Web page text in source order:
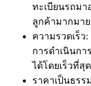
ทะเบียนรถมา
ลูกค้ามากมาย
ความรวดเร็ว
การดำเนินกา
ได้โดยเร็วที่สุด
ราคาเป็นธรร